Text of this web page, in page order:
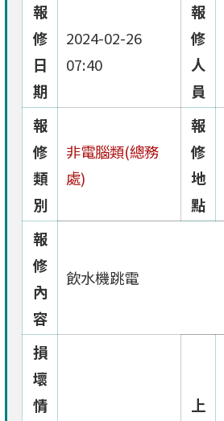
報
修
日
期
2024-02-26
07:40
報
修
人
員
報
修
類
別
非電腦類(總務
處)
報
修
地
點
報
修
內
容
飲水機跳電
損
壞
情
上